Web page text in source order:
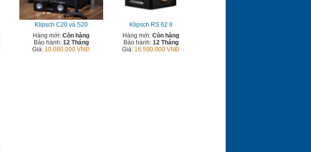
Klipsch C20 và S20
Hàng mới: Còn hàng
Bảo hành: 12 Tháng
Giá: 10.080.000 VNĐ
Klipsch RS 62 II
Hàng mới: Còn hàng
Bảo hành: 12 Tháng
Giá: 16.590.000 VNĐ